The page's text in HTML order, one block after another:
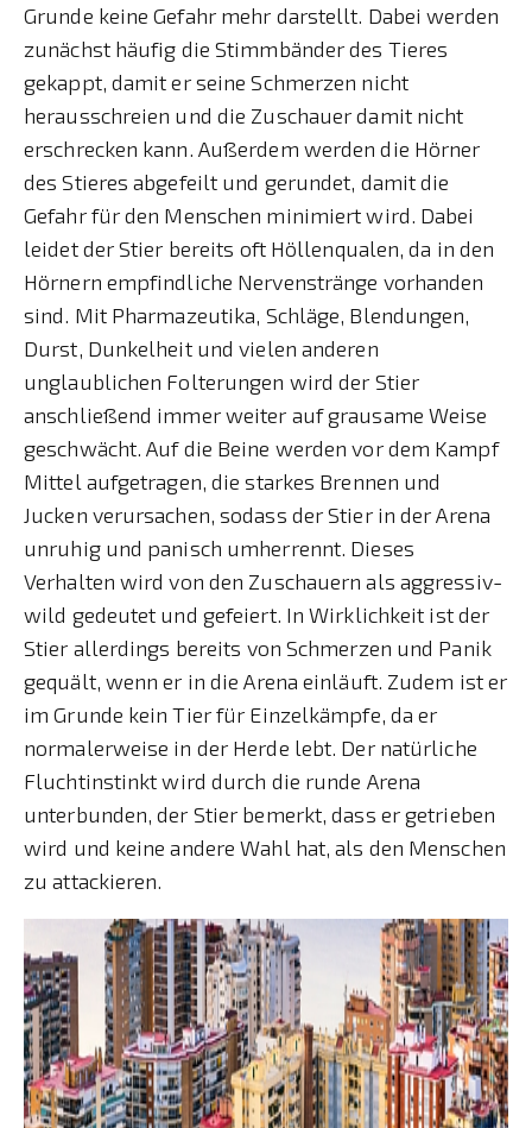
Grunde keine Gefahr mehr darstellt. Dabei werden
zunächst häufig die Stimmbänder des Tieres
gekappt, damit er seine Schmerzen nicht
herausschreien und die Zuschauer damit nicht
erschrecken kann. Außerdem werden die Hörner
des Stieres abgefeilt und gerundet, damit die
Gefahr für den Menschen minimiert wird. Dabei
leidet der Stier bereits oft Höllenqualen, da in den
Hörnern empfindliche Nervenstränge vorhanden
sind. Mit Pharmazeutika, Schläge, Blendungen,
Durst, Dunkelheit und vielen anderen
unglaublichen Folterungen wird der Stier
anschließend immer weiter auf grausame Weise
geschwächt. Auf die Beine werden vor dem Kampf
Mittel aufgetragen, die starkes Brennen und
Jucken verursachen, sodass der Stier in der Arena
unruhig und panisch umherrennt. Dieses
Verhalten wird von den Zuschauern als aggressiv-
wild gedeutet und gefeiert. In Wirklichkeit ist der
Stier allerdings bereits von Schmerzen und Panik
gequält, wenn er in die Arena einläuft. Zudem ist er
im Grunde kein Tier für Einzelkämpfe, da er
normalerweise in der Herde lebt. Der natürliche
Fluchtinstinkt wird durch die runde Arena
unterbunden, der Stier bemerkt, dass er getrieben
wird und keine andere Wahl hat, als den Menschen
zu attackieren.